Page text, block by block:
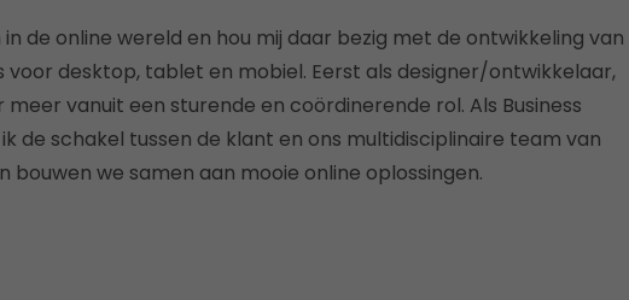
de online wereld en hou mij daar bezig met de ontwikkeling van
desktop, tablet en mobiel. Eerst als designer/ontwikkelaar,
vanuit een sturende en coördinerende rol. Als Business
de schakel tussen de klant en ons multidisciplinaire team van
bouwen we samen aan mooie online oplossingen.